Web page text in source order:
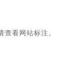
查看网站标注。